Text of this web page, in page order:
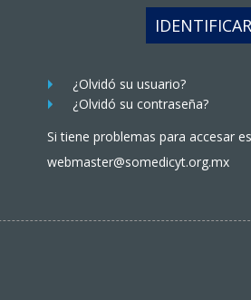
¿Olvidó su usuario?
¿Olvidó su contraseña?
Si tiene problemas para accesar
webmaster@somedicyt.org.mx